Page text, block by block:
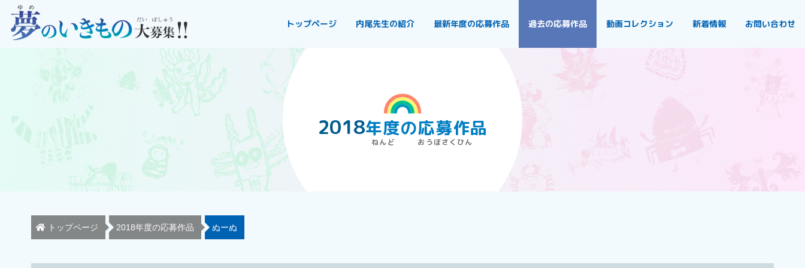
トップページ 内尾先生の紹介 最新年度の応募作品 過去の応募作品 動画コレクション 新着情報 お問い合わせ
2018年度の応募作品
トップページ 2018年度の応募作品 ぬーぬ